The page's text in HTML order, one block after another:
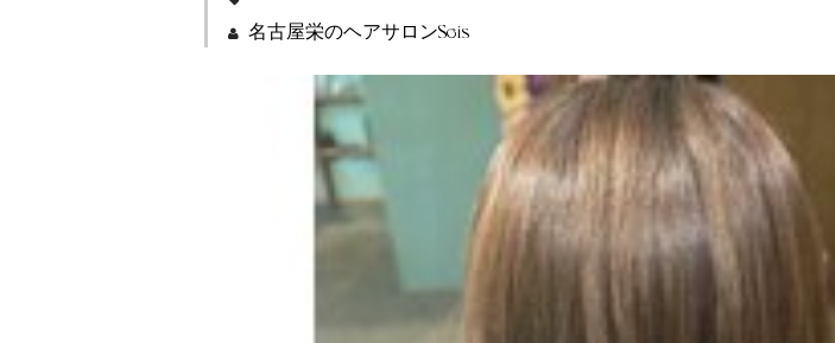
名古屋栄のヘアサロンSeis